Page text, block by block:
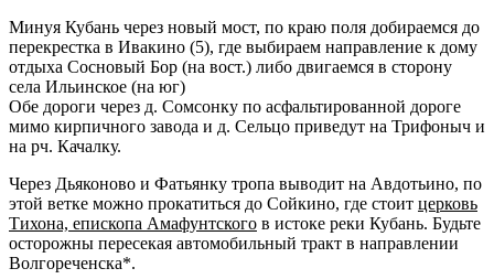
Минуя Кубань через новый мост, по краю поля добираемся до
перекрестка в Ивакино (5), где выбираем направление к дому
отдыха Сосновый Бор (на вост.) либо двигаемся в сторону
села Ильинское (на юг)
Обе дороги через д. Сомсонку по асфальтированной дороге
мимо кирпичного завода и д. Сельцо приведут на Трифоныч и
на рч. Качалку.
Через Дьяконово и Фатьянку тропа выводит на Авдотьино, по
этой ветке можно прокатиться до Сойкино, где стоит церковь
Тихона, епископа Амафунтского в истоке реки Кубань. Будьте
осторожны пересекая автомобильный тракт в направлении
Волгореченска*.